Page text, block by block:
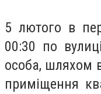
5 лютого в
00:30 по
особа, шляхом
приміщення